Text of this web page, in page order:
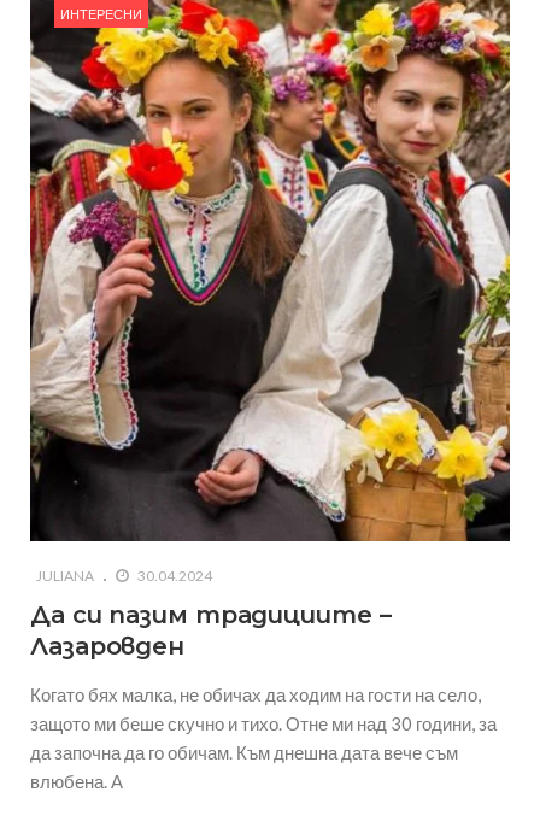
ИНТЕРЕСНИ
JULIANA 30.04.2024
Да си пазим традициите –
Лазаровден
Когато бях малка, не обичах да ходим на гости на село,
защото ми беше скучно и тихо. Отне ми над 30 години, за
да започна да го обичам. Към днешна дата вече съм
влюбена. А